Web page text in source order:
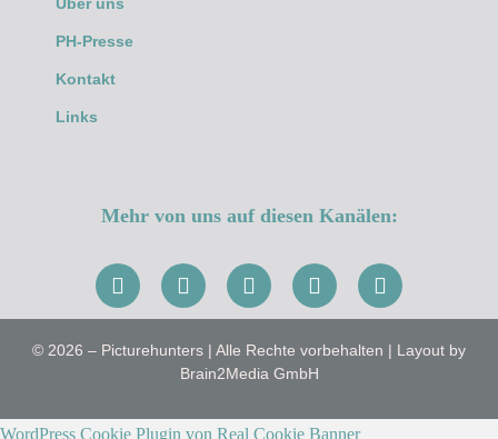
PH-Presse
Kontakt
Links
Mehr von uns auf diesen Kanälen:
© 2026 – Picturehunters | Alle Rechte vorbehalten | Layout by
Brain2Media GmbH
WordPress Cookie Plugin von Real Cookie Banner